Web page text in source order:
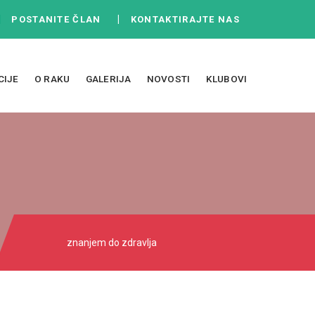
POSTANITE ČLAN KONTAKTIRAJTE NAS
O RAKU GALERIJA NOVOSTI KLUBOVI
znanjem do zdravlja